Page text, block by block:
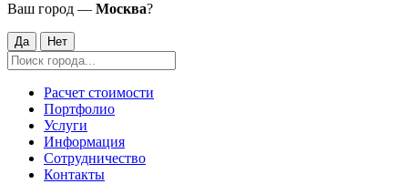
Ваш город — Москва?
Да Нет
Расчет стоимости
Портфолио
Услуги
Информация
Сотрудничество
Контакты